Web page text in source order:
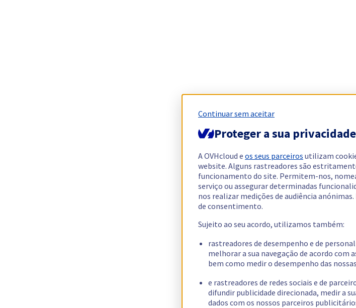
Continuar sem aceitar
Proteger a sua
A OVHcloud e os seus parceiros utilizam
website. Alguns rastreadores são
funcionamento do site. Permitem-nos,
serviço ou assegurar determinadas
nos realizar medições de audiência
de consentimento.
Sujeito ao seu acordo, utilizamos também:
rastreadores de desempenho e de
melhorar a sua navegação de acordo com
bem como medir o desempenho das
e rastreadores de redes sociais e de
difundir publicidade direcionada, medir a
dados com os nossos parceiros